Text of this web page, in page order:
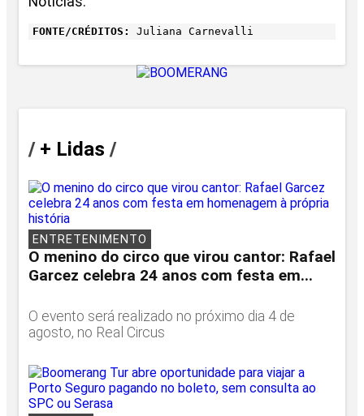
FONTE/CRÉDITOS: Juliana Carnevalli
/+ Lidas /
ENTRETENIMENTO
O menino do circo que virou cantor: Rafael
Garcez celebra 24 anos com festa em...
O evento será realizado no próximo dia 4 de
agosto, no Real Circus